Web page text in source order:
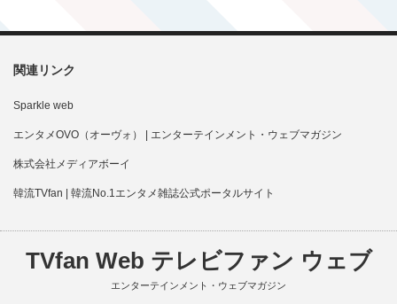
関連リンク
Sparkle web
エンタメOVO（オーヴォ） | エンターテインメント・ウェブマガジン
株式会社メディアボーイ
韓流TVfan | 韓流No.1エンタメ雑誌公式ポータルサイト
TVfan Web テレビファン ウェブ
エンターテインメント・ウェブマガジン